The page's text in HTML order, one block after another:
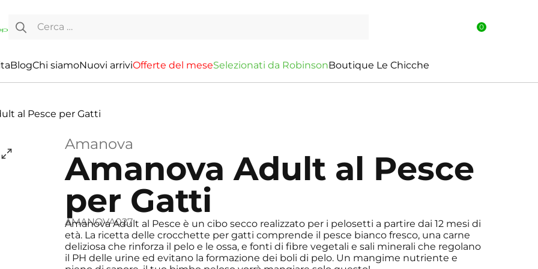
Ricerca per:
0
BlogChi siamoNuovi arriviOfferte del meseSelezionati da RobinsonBoutique Le Chicche
al Pesce per Gatti
Amanova
Amanova Adult al Pesce
per Gatti
AMANOVA027
Amanova Adult al Pesce è un cibo secco realizzato per i pelosetti a partire dai 12 mesi di
età. La ricetta delle crocchette per gatti comprende il pesce bianco fresco, una carne
deliziosa che rinforza il pelo e le ossa, e fonti di fibre vegetali e sali minerali che regolano
il PH delle urine ed evitano la formazione dei boli di pelo. Un mangime nutriente e